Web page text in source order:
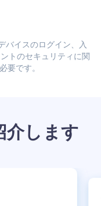
バイスのログイン、入
トのセキュリティに関
要です。
介します